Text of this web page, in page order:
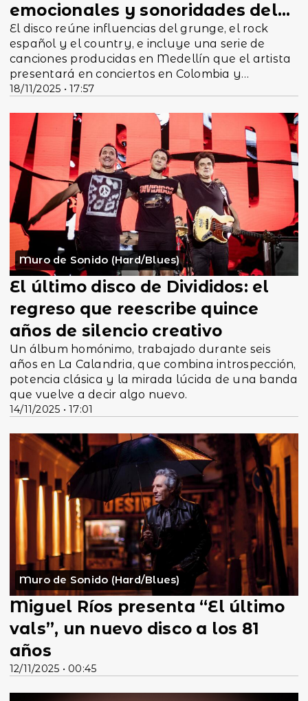
18/11/2025 • 17:57
emocionales y sonoridades del
rock alte...
El disco reúne influencias del grunge, el rock
español y el country, e incluye una serie de
canciones producidas en Medellín que el artista
presentará en conciertos en Colombia y
Latinoamérica.
Muro de Sonido (Hard/Blues)
14/11/2025 • 17:01
El último disco de Divididos: el
regreso que reescribe quince
años de silencio creativo
Un álbum homónimo, trabajado durante seis
años en La Calandria, que combina introspección,
potencia clásica y la mirada lúcida de una banda
que vuelve a decir algo nuevo.
Muro de Sonido (Hard/Blues)
12/11/2025 • 00:45
Miguel Ríos presenta “El último
vals”, un nuevo disco a los 81
años